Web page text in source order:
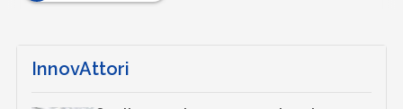
InnovAttori